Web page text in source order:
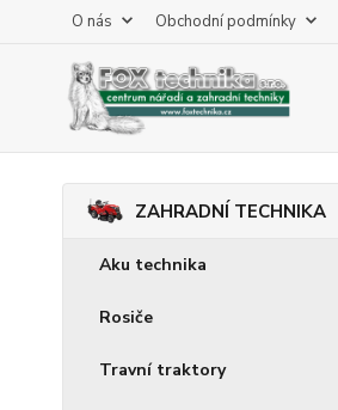
O nás Obchodní podmínky
ZAHRADNÍ TECHNIKA
Aku technika
Rosiče
Travní traktory